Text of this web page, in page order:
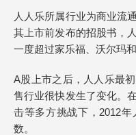
人人乐所属行业为商业流
其上市前发布的招股书，
一度超过家乐福、沃尔玛
A股上市之后，人人乐最
售行业很快发生了变化。
击等多方挑战下，2012
数。